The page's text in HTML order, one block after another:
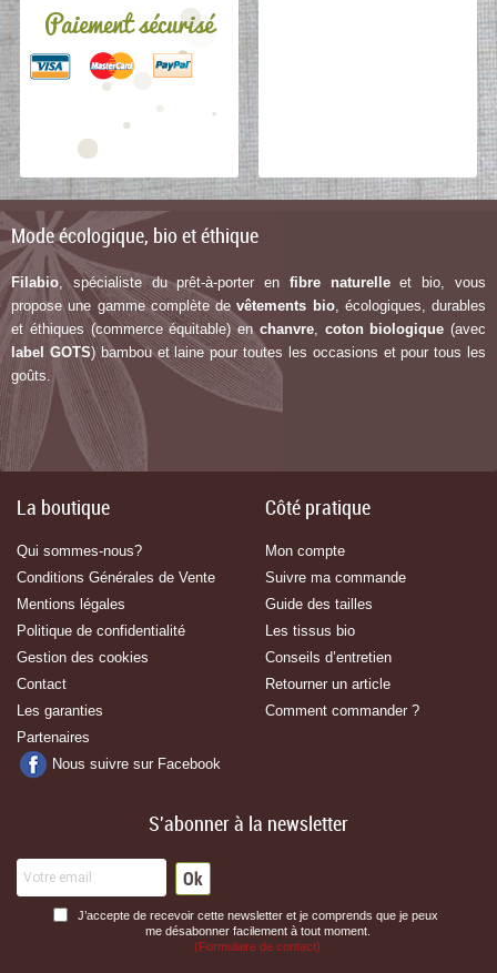
Paiement sécurisé
Mode écologique, bio et éthique
Filabio , spécialiste du prêt-à-porter en fibre naturelleet bio, vous
propose une gamme complète devêtements bio, écologiques, durables
et éthiques (commerce équitable) en chanvre, coton biologique (avec
label GOTS) bambou et laine pour toutes les occasions et pour tous les
goûts.
La boutique
Qui sommes-nous?
Conditions Générales de Vente
Mentions légales
Politique de confidentialité
Gestion des cookies
Contact
Les garanties
Partenaires
Nous suivre sur Facebook
Côté pratique
Mon compte
Suivre ma commande
Guide des tailles
Les tissus bio
Conseils d’entretien
Retourner un article
Comment commander ?
S'abonner à la newsletter
J’accepte de recevoir cette newsletter et je comprends que je peux
(Formulaire de contact)